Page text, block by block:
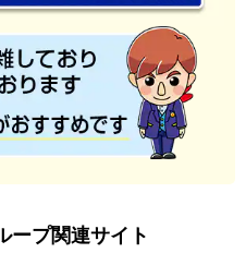
ープ関連サイト